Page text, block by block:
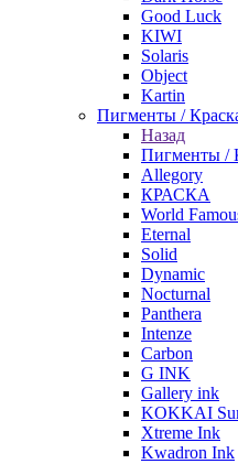
Good Luck
KIWI
Solaris
Object
Kartin
Пигменты /
Назад
Пигменты /
Allegory
КРАСКА
World
Eternal
Solid
Dynamic
Nocturnal
Panthera
Intenze
Carbon
G INK
Gallery ink
KOKKAI
Xtreme Ink
Kwadron Ink